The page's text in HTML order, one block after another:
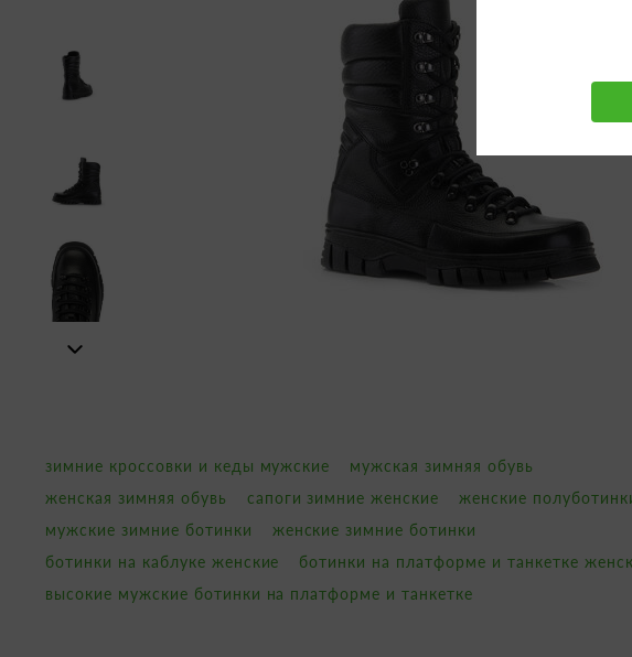
зимние кроссовки и кеды мужские
мужская зимняя обувь
женская зимняя обувь
сапоги зимние женские
женские
мужские зимние ботинки
женские зимние ботинки
ботинки на каблуке женские
ботинки на платформе и танкетке
высокие мужские ботинки на платформе и танкетке